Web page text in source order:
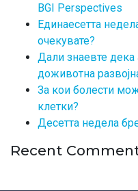
BGI Perspectives
Единаесетта
очекувате?
Дали знаевте дека
доживотна
За кои болести
клетки?
Десетта недела
Recent